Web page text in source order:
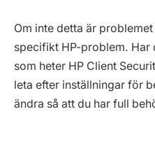
Om inte detta är
specifikt HP-problem. Har
som heter HP Client
leta efter inställningar för
ändra så att du har full